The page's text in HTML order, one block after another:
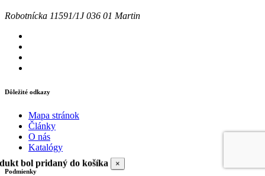
Robotnícka 11591/1J 036 01 Martin
Dôležité odkazy
Mapa stránok
Články
O nás
Katalógy
Podmienky
bol pridaný do košíka ×